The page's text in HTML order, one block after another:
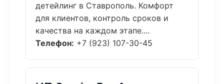
детейлинг в Ставрополь. Комфорт
для клиентов, контроль сроков и
качества на каждом этапе....
Телефон: +7 (923) 107-30-45